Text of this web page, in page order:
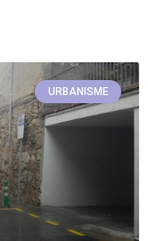
URBANISME